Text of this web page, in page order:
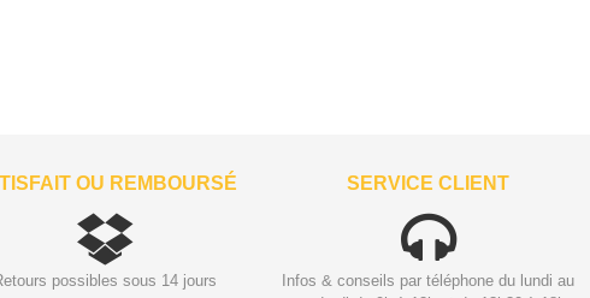
OU REMBOURSÉ
possibles sous 14 jours
SERVICE CLIENT
Infos & conseils par téléphone du lundi au